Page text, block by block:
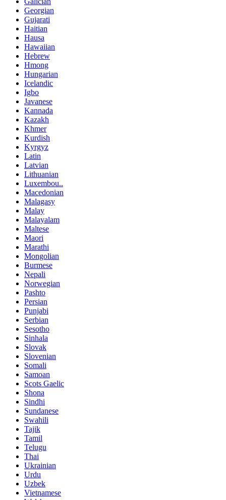
Georgian
Gujarati
Haitian
Hausa
Hawaiian
Hebrew
Hmong
Hungarian
Icelandic
Igbo
Javanese
Kannada
Kazakh
Khmer
Kurdish
Kyrgyz
Latin
Latvian
Lithuanian
Luxembou..
Macedonian
Malagasy
Malay
Malayalam
Maltese
Maori
Marathi
Mongolian
Burmese
Nepali
Norwegian
Pashto
Persian
Punjabi
Serbian
Sesotho
Sinhala
Slovak
Slovenian
Somali
Samoan
Scots Gaelic
Shona
Sindhi
Sundanese
Swahili
Tajik
Tamil
Telugu
Thai
Ukrainian
Urdu
Uzbek
Vietnamese